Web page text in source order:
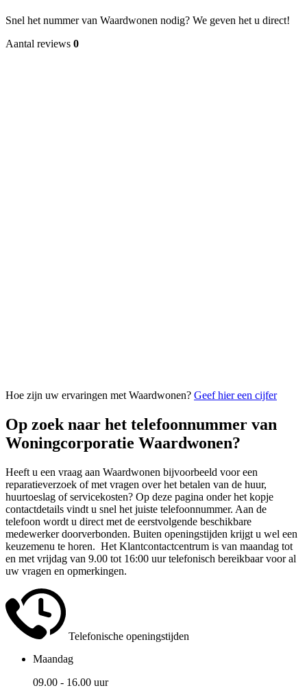
Snel het nummer van Waardwonen nodig? We geven het u direct!
Aantal reviews 0
Hoe zijn uw ervaringen met Waardwonen? Geef hier een cijfer
Op zoek naar het telefoonnummer van
Woningcorporatie Waardwonen?
Heeft u een vraag aan Waardwonen bijvoorbeeld voor een
reparatieverzoek of met vragen over het betalen van de huur,
huurtoeslag of servicekosten? Op deze pagina onder het kopje
contactdetails vindt u snel het juiste telefoonnummer. Aan de
telefoon wordt u direct met de eerstvolgende beschikbare
medewerker doorverbonden. Buiten openingstijden krijgt u wel een
keuzemenu te horen. Het Klantcontactcentrum is van maandag tot
en met vrijdag van 9.00 tot 16:00 uur telefonisch bereikbaar voor al
uw vragen en opmerkingen.
Telefonische openingstijden
Maandag
09.00 - 16.00 uur